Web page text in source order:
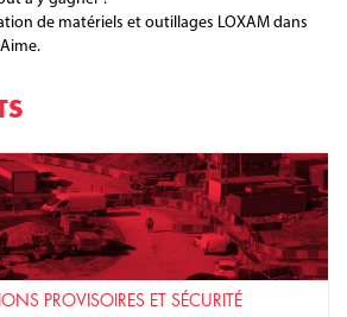
de matériels et outillages LOXAM dans
PROVISOIRES ET SÉCURITÉ